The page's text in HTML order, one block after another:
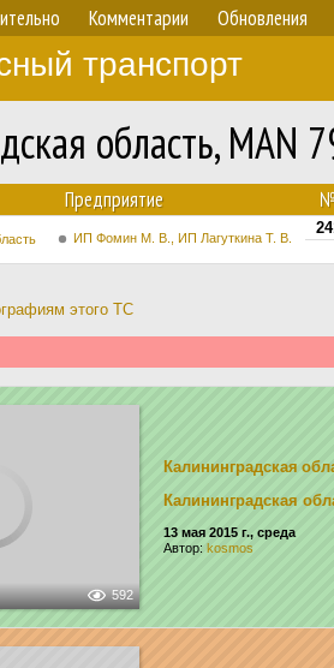
Комментарии Обновления
транспорт
область,
Предприятие
ИП Фомин М. В., ИП Лагуткина Т. В.
этого ТС
592
Калининградская
Калининградская
13 мая 2015 г., среда
Автор: kosmos